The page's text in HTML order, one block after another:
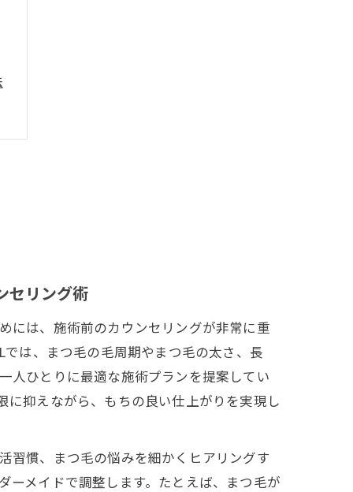
セリング術
には、施術前のカウンセリングが非常に重
は、まつ毛の毛周期やまつ毛の太さ、長
人ひとりに最適な施術プランを提案してい
に抑えながら、もちの良い仕上がりを実現し
習慣、まつ毛の悩みを細かくヒアリングす
ーメイドで調整します。たとえば、まつ毛が